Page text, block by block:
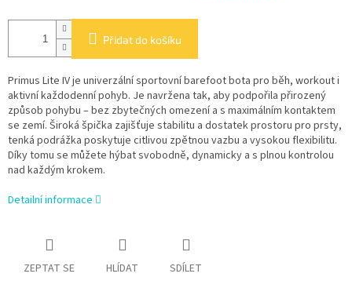
Přidat do košíku
Primus Lite IV je univerzální sportovní barefoot bota pro běh, workout i
aktivní každodenní pohyb. Je navržena tak, aby podpořila přirozený
způsob pohybu – bez zbytečných omezení a s maximálním kontaktem
se zemí. Široká špička zajišťuje stabilitu a dostatek prostoru pro prsty,
tenká podrážka poskytuje citlivou zpětnou vazbu a vysokou flexibilitu.
Díky tomu se můžete hýbat svobodně, dynamicky a s plnou kontrolou
nad každým krokem.
Detailní informace
ZEPTAT SE HLÍDAT SDÍLET